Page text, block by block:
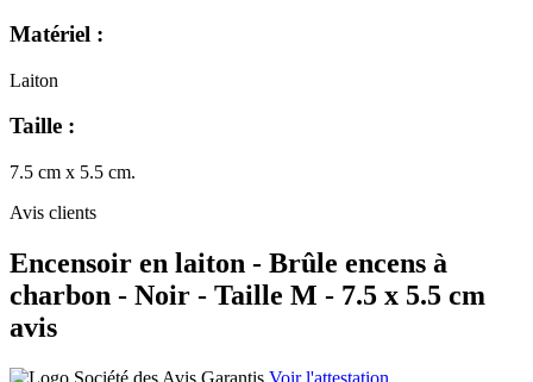
Matériel :
Laiton
Taille :
7.5 cm x 5.5 cm.
Avis clients
Encensoir en laiton - Brûle encens à
charbon - Noir - Taille M - 7.5 x 5.5 cm
avis
Voir l'attestation